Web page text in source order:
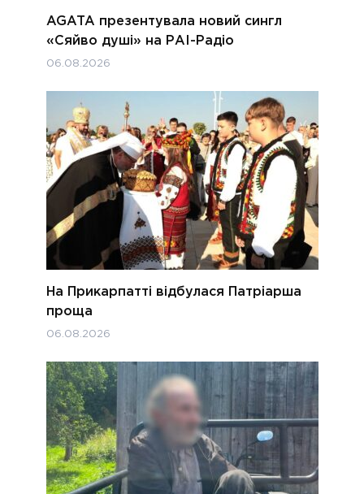
AGATA презентувала новий сингл
«Сяйво душі» на РАІ-Радіо
06.08.2026
На Прикарпатті відбулася Патріарша
проща
06.08.2026